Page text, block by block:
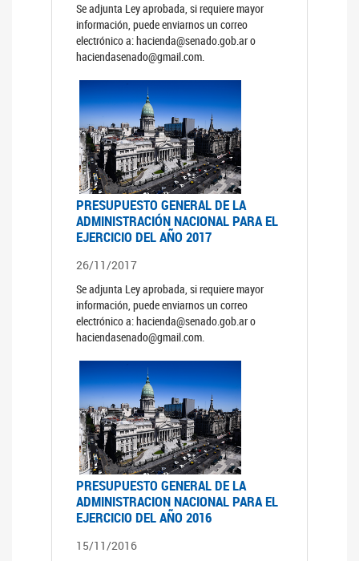
Se adjunta Ley aprobada, si requiere mayor
información, puede enviarnos un correo
electrónico a: hacienda@senado.gob.ar o
haciendasenado@gmail.com.
PRESUPUESTO GENERAL DE LA
ADMINISTRACIÓN NACIONAL PARA EL
EJERCICIO DEL AÑO 2017
26/11/2017
Se adjunta Ley aprobada, si requiere mayor
información, puede enviarnos un correo
electrónico a: hacienda@senado.gob.ar o
haciendasenado@gmail.com.
PRESUPUESTO GENERAL DE LA
ADMINISTRACION NACIONAL PARA EL
EJERCICIO DEL AÑO 2016
15/11/2016